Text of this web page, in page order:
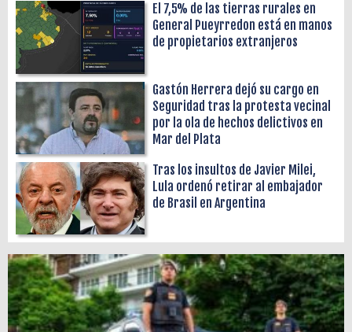
El 7,5% de las tierras rurales en
General Pueyrredon está en manos
de propietarios extranjeros
Gastón Herrera dejó su cargo en
Seguridad tras la protesta vecinal
por la ola de hechos delictivos en
Mar del Plata
Tras los insultos de Javier Milei,
Lula ordenó retirar al embajador
de Brasil en Argentina